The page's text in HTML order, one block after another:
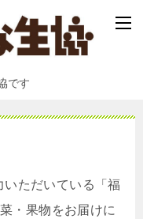
です
ただいている「福
・果物をお届けに